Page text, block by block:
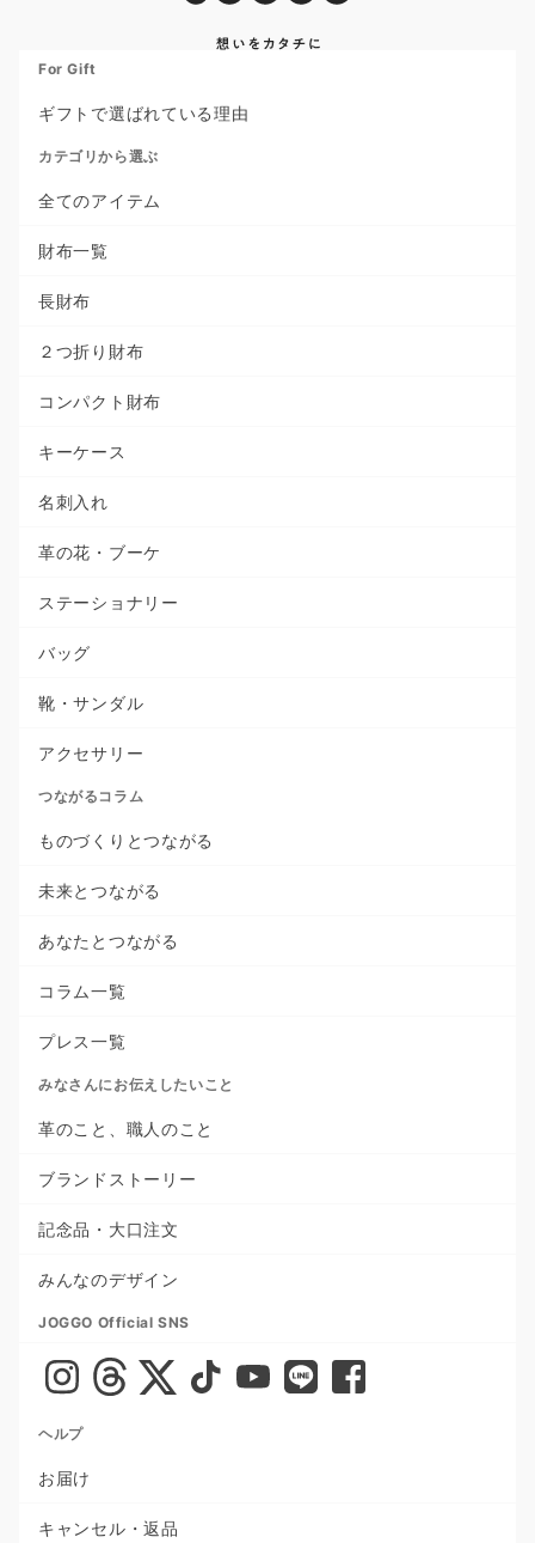
For Gift
ギフトで選ばれている理由
カテゴリから選ぶ
全てのアイテム
財布一覧
長財布
２つ折り財布
コンパクト財布
キーケース
名刺入れ
革の花・ブーケ
ステーショナリー
バッグ
靴・サンダル
アクセサリー
つながるコラム
ものづくりとつながる
未来とつながる
あなたとつながる
コラム一覧
プレス一覧
みなさんにお伝えしたいこと
革のこと、職人のこと
ブランドストーリー
記念品・大口注文
みんなのデザイン
JOGGO Official SNS
ヘルプ
お届け
キャンセル・返品